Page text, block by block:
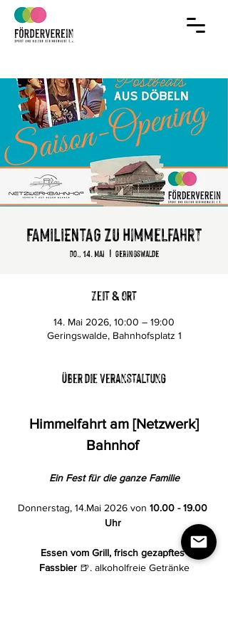
im Verein werden!
FAMILIENTAG zu Himmelfahrt
Do., 14. Mai
  |
Geringswalde
Zeit & Ort
14. Mai 2026, 10:00 – 19:00
Geringswalde, Bahnhofsplatz 1
Über die Veranstaltung
Bahnhof
Ein Fest für die ganze Familie
Donnerstag, 14.Mai 2026 von 10.00 - 19.00
Uhr
Essen vom Grill, frisch gezapftes
Fassbier 🍺, alkoholfreie Getränke